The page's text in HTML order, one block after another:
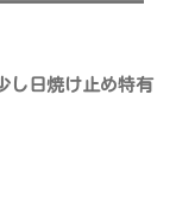
し日焼け止め特有